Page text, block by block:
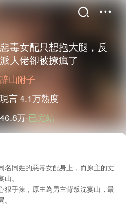
惡毒女配只想抱大腿，反
派大佬卻被撩瘋了
辞山附子
現言 4.1万熱度
46.8万·已完結
同姓的惡毒女配身上，而原主的丈
。
手辣，原主為男主背叛沈宴山，最
分類
排行 書屋